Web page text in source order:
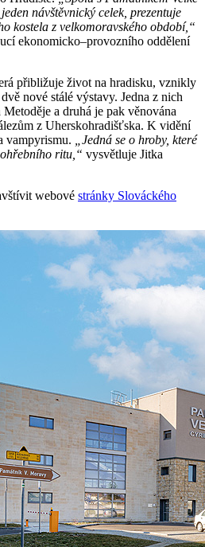
návštěvnický celek, prezentuje
kostela z velkomoravského období,“
ekonomicko–provozního oddělení
přibližuje život na hradisku, vznikly
nové stálé výstavy. Jedna z nich
a druhá je pak věnována
z Uherskohradišťska. K vidění
vampyrismu.
„Jedná se o hroby, které
ritu,“ vysvětluje Jitka
webové stránky Slováckého